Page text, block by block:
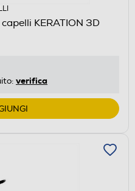
KERATION 3D
verifica